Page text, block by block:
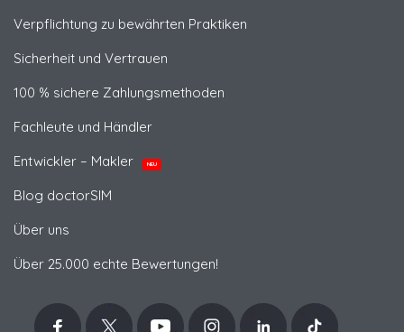
Verpflichtung zu bewährten Praktiken
Sicherheit und Vertrauen
100 % sichere Zahlungsmethoden
Fachleute und Händler
Entwickler – Makler
NEU
Blog doctorSIM
Über uns
Über 25.000 echte Bewertungen!